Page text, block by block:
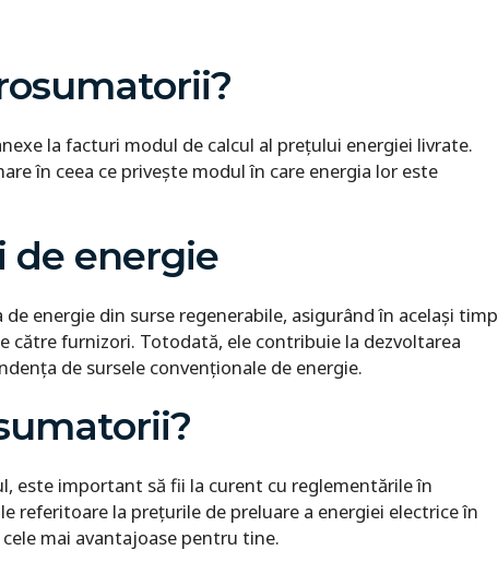
la facturi modul de calcul al prețului energiei livrate.
în ceea ce privește modul în care energia lor este
de energie
energie din surse regenerabile, asigurând în același timp
către furnizori. Totodată, ele contribuie la dezvoltarea
de sursele convenționale de energie.
este important să fii la curent cu reglementările în
referitoare la prețurile de preluare a energiei electrice în
mai avantajoase pentru tine.